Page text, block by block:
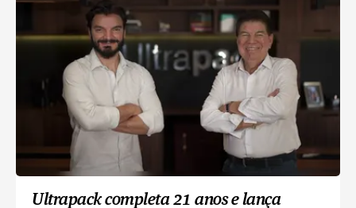
Ultrapack completa 21 anos e lança